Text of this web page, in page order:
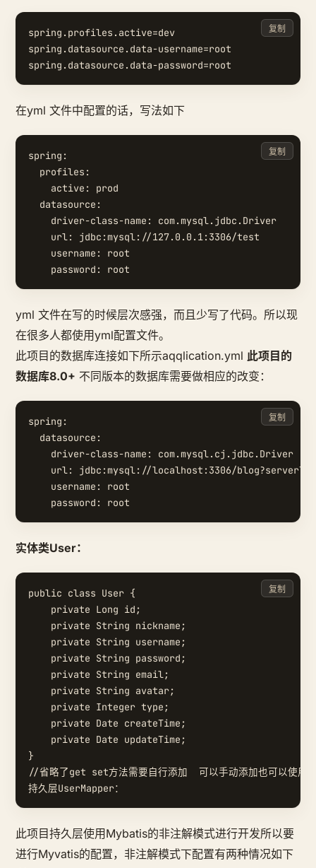
spring.profiles.active=dev
spring.datasource.data-username=root
复制
在yml 文件中配置的话，写法如下
spring:
  profiles:
    active: prod
  datasource:
    driver-class-name: com.mysql.jdbc.Driver
    url: jdbc:mysql://127.0.0.1:3306/test
    username: root
复制
yml 文件在写的时候层次感强，而且少写了代码。所以现
在很多人都使用yml配置文件。
此项目的数据库连接如下所示aqqlication.yml 此项目的
数据库8.0+ 不同版本的数据库需要做相应的改变：
spring:
  datasource:
    driver-class-name: com.mysql.cj.jdbc.Driver
url: jdbc:mysql://localhost:3306/
    username: root
复制
实体类User：
public class User {
    private Long id;
    private String nickname;
    private String username;
    private String password;
    private String email;
    private String avatar;
    private Integer type;
    private Date createTime;
    private Date updateTime;
}
//省略了get set方法需要自行添加  可以手动添加也可以使用
复制
此项目持久层使用Mybatis的非注解模式进行开发所以要
进行Myvatis的配置，非注解模式下配置有两种情况如下